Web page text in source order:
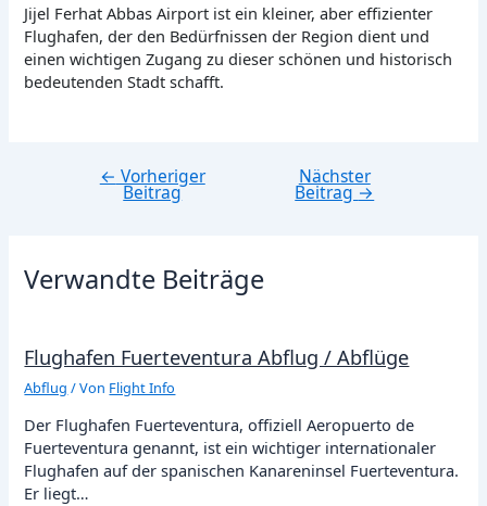
Jijel Ferhat Abbas Airport ist ein kleiner, aber effizienter
Flughafen, der den Bedürfnissen der Region dient und
einen wichtigen Zugang zu dieser schönen und historisch
bedeutenden Stadt schafft.
Beitragsnavigation
← Vorheriger
Beitrag
Nächster
Beitrag→
Verwandte Beiträge
Flughafen Fuerteventura Abflug / Abflüge
Abflug / Von Flight Info
Der Flughafen Fuerteventura, offiziell Aeropuerto de
Fuerteventura genannt, ist ein wichtiger internationaler
Flughafen auf der spanischen Kanareninsel Fuerteventura.
Er liegt…